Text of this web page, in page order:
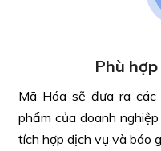
Phù
Mã Hóa sẽ đưa ra
phẩm của doanh
tích hợp dịch vụ và báo